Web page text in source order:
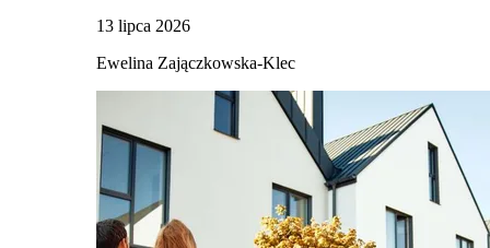
13 lipca 2026
Ewelina Zajączkowska-Klec